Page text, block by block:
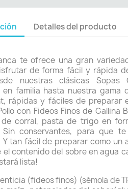
Detalles del producto
te ofrece una gran
de forma fácil y rápida
nuestras clásicas Sopas
familia hasta nuestra gama
rápidas y fáciles de preparar
con Fideos Finos de Gallina
corral, pasta de trigo en
Sin conservantes, para que
Y tan fácil de preparar como un
el contenido del sobre en agua
lista!
(fideos finos) (sémola de